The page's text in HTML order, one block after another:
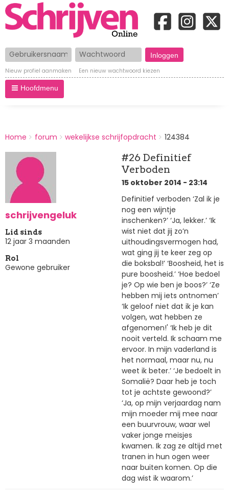
Gebruikersnaam Wachtwoord
Nieuw profiel aanmaken Een nieuw wachtwoord kiezen
Hoofdmenu
BREADCRUMBS
You
here:
Home forum wekelijkse schrijfopdracht 124384
schrijvengeluk
Lid sinds
12 jaar 3 maanden
Rol
Gewone gebruiker
#26 Definitief
Verboden
15 oktober 2014 - 23:14
Definitief verboden ‘Zal ik je
nog een wijntje
inschenken?’ ‘Ja, lekker.’ ‘Ik
wist niet dat jij zo’n
uithoudingsvermogen had,
wat ging jij te keer zeg op
die boksbal!’ ‘Boosheid, het is
pure boosheid.’ ‘Hoe bedoel
je? Op wie ben je boos?’ ‘Ze
hebben mij iets ontnomen’
‘Ik geloof niet dat ik je kan
volgen, wat hebben ze
afgenomen!' ‘Ik heb je dit
nooit verteld. Ik schaam me
ervoor. In mijn vaderland is
het normaal, maar nu, nu
weet ik beter.’ ‘Je bedoelt in
Somalië? Daar heb je toch
tot je achtste gewoond?’
‘Ja, op mijn verjaardag nam
mijn moeder mij mee naar
een buurvrouw, waar wel
vaker jonge meisjes
kwamen. Ik zag ze altijd met
tranen in hun ogen weer
naar buiten komen. Op die
dag wist ik waarom.’